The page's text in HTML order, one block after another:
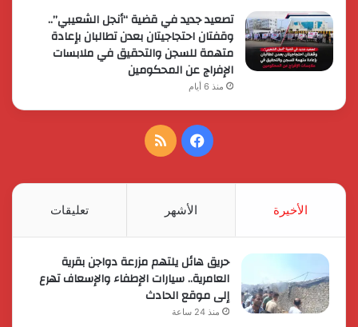
تصعيد جديد في قضية “أنجل الشعيبي”..
وقفتان احتجاجيتان بعدن تطالبان بإعادة
متهمة للسجن والتحقيق في ملابسات
الإفراج عن المحكومين
منذ 6 أيام
فيسبوكملخص
الأخيرة الأشهر تعليقات
حريق هائل يلتهم مزرعة دواجن بقرية
العامرية.. سيارات الإطفاء والإسعاف تهرع
إلى موقع الحادث
منذ 24 ساعة